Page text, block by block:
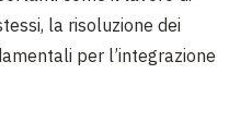
la risoluzione dei
per l’integrazione